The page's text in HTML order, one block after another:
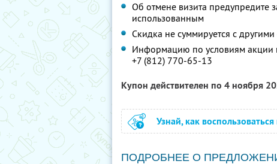
Об отмене визита предупредите
использованным
Скидка не суммируется с
Информацию по условиям акции
+7 (812) 770-65-13
Купон действителен по 4 ноября
Узнай, как
ПОДРОБНЕЕ О